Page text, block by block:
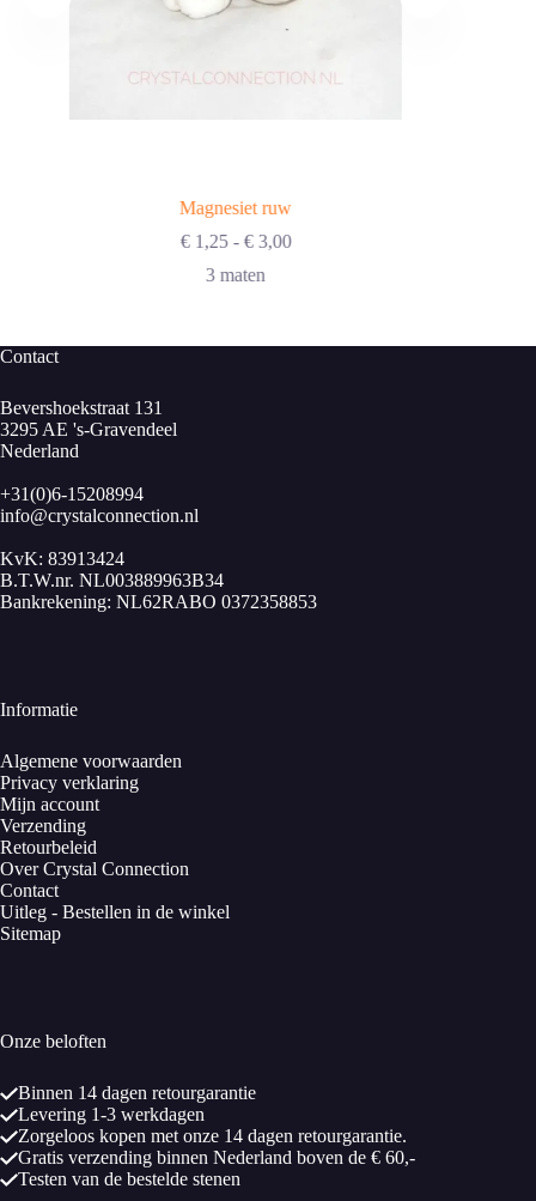
Magnesiet ruw
€1,25 - €3,00Prijsklasse:
3 maten
Contact
Bevershoekstraat 131
3295 AE 's-Gravendeel
Nederland
+31(0)6-15208994
info@crystalconnection.nl
KvK: 83913424
B.T.W.nr. NL003889963B34
Bankrekening: NL62RABO 0372358853
Informatie
Algemene voorwaarden
Privacy verklaring
Mijn account
Verzending
Retourbeleid
Over Crystal Connection
Contact
Uitleg - Bestellen in de winkel
Sitemap
Onze beloften
Binnen 14 dagen retourgarantie
Levering 1-3 werkdagen
Zorgeloos kopen met onze 14 dagen retourgarantie.
Gratis verzending binnen Nederland boven de € 60,-
Testen van de bestelde stenen